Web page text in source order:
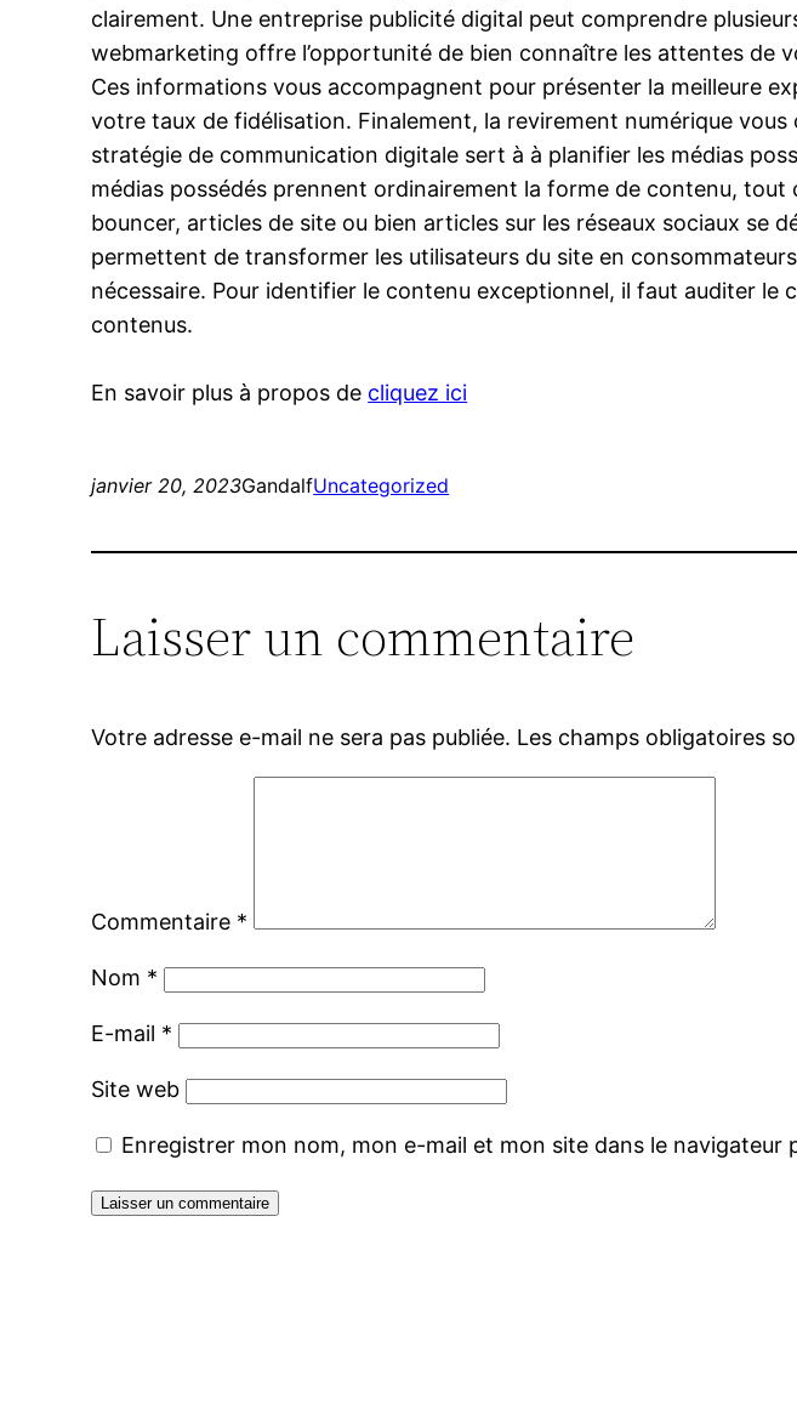
clairement. Une entreprise publicité digital peut comprendre
webmarketing offre l’opportunité de bien connaître les attentes de
Ces informations vous accompagnent pour présenter la meilleure
votre taux de fidélisation. Finalement, la revirement numérique vous
stratégie de communication digitale sert à à planifier les médias
médias possédés prennent ordinairement la forme de contenu,
bouncer, articles de site ou bien articles sur les réseaux sociaux
permettent de transformer les utilisateurs du site en
nécessaire. Pour identifier le contenu exceptionnel, il faut auditer
contenus.
En savoir plus à propos de cliquez ici
janvier 20, 2023GandalfUncategorized
Laisser un commentaire
Votre adresse e-mail ne sera pas publiée. Les champs obligatoires
Commentaire *
Nom *
E-mail *
Site web
Enregistrer mon nom, mon e-mail et mon site dans le navigateur